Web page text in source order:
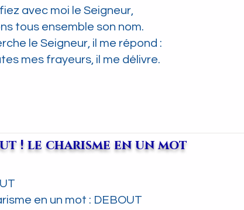
avec moi le Seigneur,
tous ensemble son nom.
le Seigneur, il me répond :
mes frayeurs, il me délivre.
! le charisme en un mot
en un mot : DEBOUT